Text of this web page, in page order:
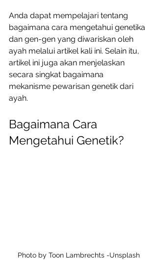
Anda dapat mempelajari tentang
bagaimana cara mengetahui genetika
dan gen-gen yang diwariskan oleh
ayah melalui artikel kali ini. Selain itu,
artikel ini juga akan menjelaskan
secara singkat bagaimana
mekanisme pewarisan genetik dari
ayah.
Bagaimana Cara
Mengetahui Genetik?
Photo by Toon Lambrechts -Unsplash